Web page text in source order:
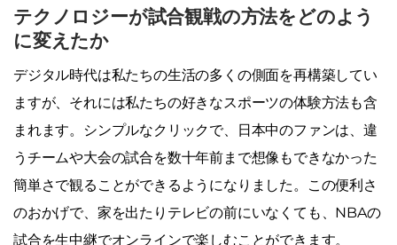
テクノロジーが試合観戦の方法をどのよう
に変えたか
デジタル時代は私たちの生活の多くの側面を再構築してい
ますが、それには私たちの好きなスポーツの体験方法も含
まれます。シンプルなクリックで、日本中のファンは、違
うチームや大会の試合を数十年前まで想像もできなかった
簡単さで観ることができるようになりました。この便利さ
のおかげで、家を出たりテレビの前にいなくても、NBAの
試合を生中継でオンラインで楽しむことができます。